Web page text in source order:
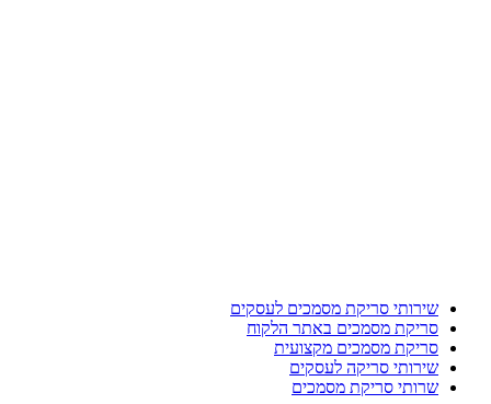
שירותי סריקת מסמכים לעסקים
סריקת מסמכים באתר הלקוח
סריקת מסמכים מקצועית
שירותי סריקה לעסקים
שרותי סריקת מסמכים